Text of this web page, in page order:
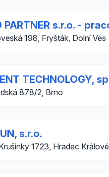
PARTNER s.r.o. -
198, Fryšták, Dolní Ves
TECHNOLOGY,
878/2, Brno
s.r.o.
1723, Hradec Králové